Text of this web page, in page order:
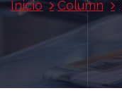
Inicio Column